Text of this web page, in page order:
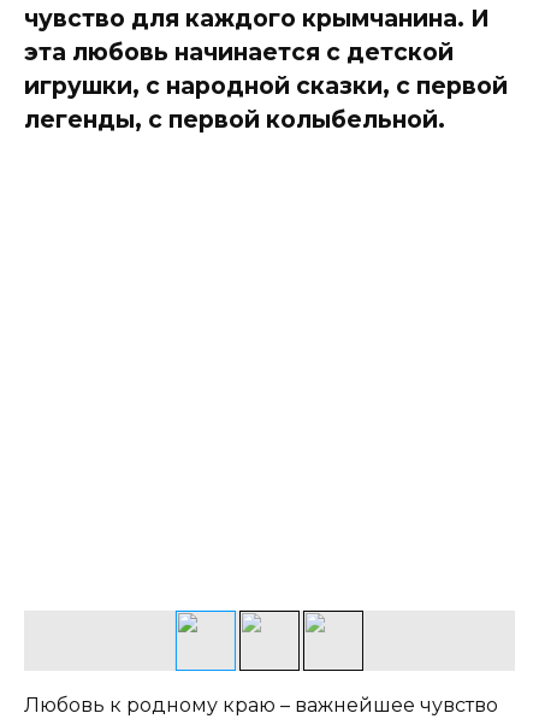
чувство для каждого крымчанина. И
эта любовь начинается с детской
игрушки, с народной сказки, с первой
легенды, с первой колыбельной.
Любовь к родному краю – важнейшее чувство